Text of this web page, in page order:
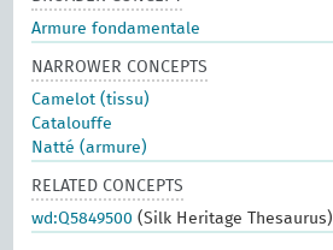
Armure fondamentale
NARROWER CONCEPTS
Camelot (tissu)
Catalouffe
Natté (armure)
RELATED CONCEPTS
wd:Q5849500 (Silk Heritage Thesaurus)